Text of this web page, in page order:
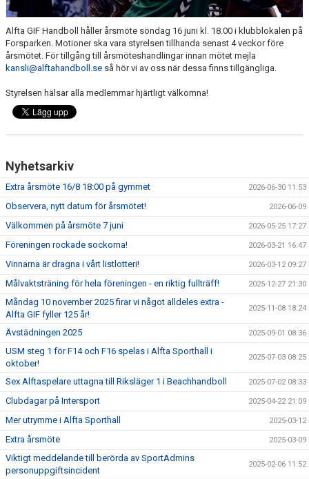
Alfta GIF Handboll håller årsmöte söndag 16 juni kl. 18.00 i klubblokalen på
Forsparken. Motioner ska vara styrelsen tillhanda senast 4 veckor före
årsmötet. För tillgång till årsmöteshandlingar innan mötet mejla
kansli@alftahandboll.se så hör vi av oss när dessa finns tillgängliga.
Styrelsen hälsar alla medlemmar hjärtligt välkomna!
Nyhetsarkiv
Extra årsmöte 16/8 18:00 på gymmet 2026-06-30 11:53
Observera, nytt datum för årsmötet! 2026-06-09
Välkommen på årsmöte 7 juni 2026-05-25 17:27
Föreningen rockade sockorna! 2026-03-21 16:47
Vinnarna är dragna i vårt listlotteri! 2026-03-12 09:27
Målvaktsträning för hela föreningen - en riktig fullträff! 2025-12-27 21:30
Måndag 10 november 2025 firar vi något alldeles extra -
Alfta GIF fyller 125 år!
2025-11-08 18:24
Ävstädningen 2025 2025-09-01 08:36
USM steg 1 för F14 och F16 spelas i Alfta Sporthall i
oktober!
2025-07-03 08:25
Sex Alftaspelare uttagna till Riksläger 1 i Beachhandboll 2025-07-02 08:33
Clubdagar på Intersport 2025-04-22 21:09
Mer utrymme i Alfta Sporthall 2025-03-12
Extra årsmöte 2025-03-09
Viktigt meddelande till berörda av SportAdmins
personuppgiftsincident
2025-02-06 11:52